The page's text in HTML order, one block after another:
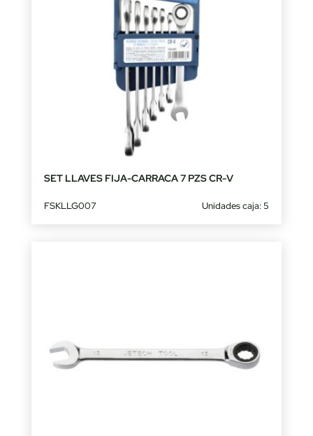
SET LLAVES FIJA-CARRACA 7 PZS CR-V
FSKLLG007 Unidades caja: 5